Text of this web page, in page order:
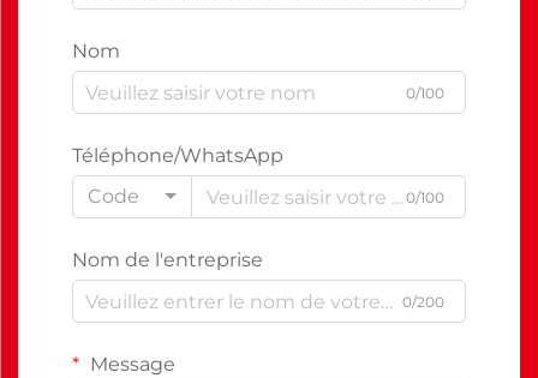
Nom
0/100
Téléphone/WhatsApp
Code
0/100
Nom de l'entreprise
0/200
Message